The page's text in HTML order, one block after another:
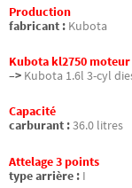
Production
fabricant : Kubota
Kubota kl2750 moteur
–> Kubota 1.6l 3-cyl
Capacité
carburant :36.0 litres
Attelage 3 points
type arrière : I